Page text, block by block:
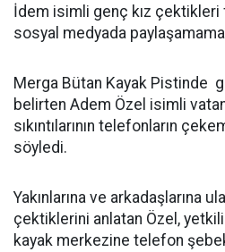
İdem isimli genç kız çektikleri
sosyal medyada
Merga Bütan Kayak Pistinde
belirten Adem Özel isimli
sıkıntılarının telefonların
söyledi.
Yakınlarına ve arkadaşlarına
çektiklerini anlatan Özel,
kayak merkezine telefon